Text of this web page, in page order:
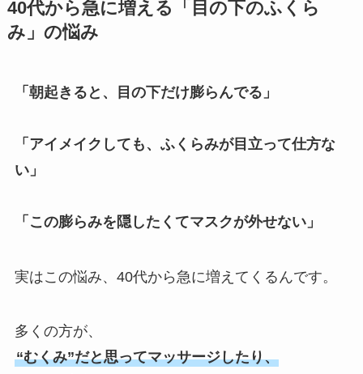
40代から急に増える「目の下のふくら
み」の悩み
「朝起きると、目の下だけ膨らんでる」
「アイメイクしても、ふくらみが目立って仕方な
い」
「この膨らみを隠したくてマスクが外せない」
実はこの悩み、40代から急に増えてくるんです。
多くの方が、
“むくみ”だと思ってマッサージしたり、